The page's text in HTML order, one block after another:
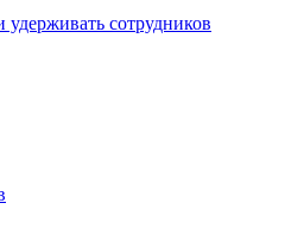
сотрудников